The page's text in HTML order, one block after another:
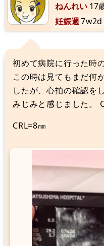
ねんれい 17
妊娠週7w2d
初めて病院に行った時
この時は見てもまだ何
したが、心拍の確認を
みじみと感じました。
CRL=8㎜